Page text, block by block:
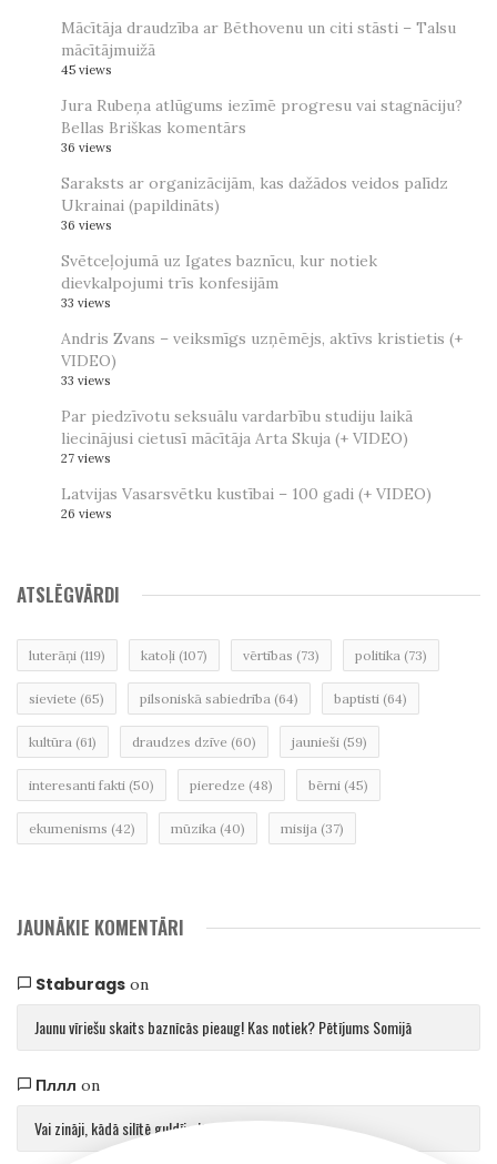
Mācītāja draudzība ar Bēthovenu un citi stāsti – Talsu
mācītājmuižā
45 views
Jura Rubeņa atlūgums iezīmē progresu vai stagnāciju?
Bellas Briškas komentārs
36 views
Saraksts ar organizācijām, kas dažādos veidos palīdz
Ukrainai (papildināts)
36 views
Svētceļojumā uz Igates baznīcu, kur notiek
dievkalpojumi trīs konfesijām
33 views
Andris Zvans – veiksmīgs uzņēmējs, aktīvs kristietis (+
VIDEO)
33 views
Par piedzīvotu seksuālu vardarbību studiju laikā
liecinājusi cietusī mācītāja Arta Skuja (+ VIDEO)
27 views
Latvijas Vasarsvētku kustībai – 100 gadi (+ VIDEO)
26 views
ATSLĒGVĀRDI
luterāņi (119) katoļi (107) vērtības (73) politika (73)
sieviete (65) pilsoniskā sabiedrība (64) baptisti (64)
kultūra (61) draudzes dzīve (60) jaunieši (59)
interesanti fakti (50) pieredze (48) bērni (45)
ekumenisms (42) mūzika (40) misija (37)
JAUNĀKIE KOMENTĀRI
Staburagson
Jaunu vīriešu skaits baznīcās pieaug! Kas notiek? Pētījums Somijā
Пллл on
Vai zināji, kādā silītē guldīja Jēzu?